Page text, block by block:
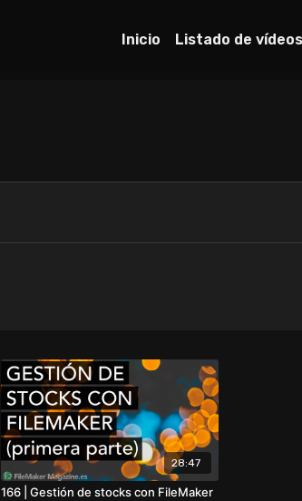
Inicio Listado de vídeos
28:47
166 | Gestión de stocks con FileMaker